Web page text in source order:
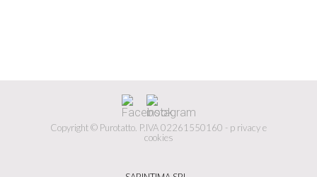
Copyright © Purotatto. P.IVA 02261550160 - p rivacy e
cookies